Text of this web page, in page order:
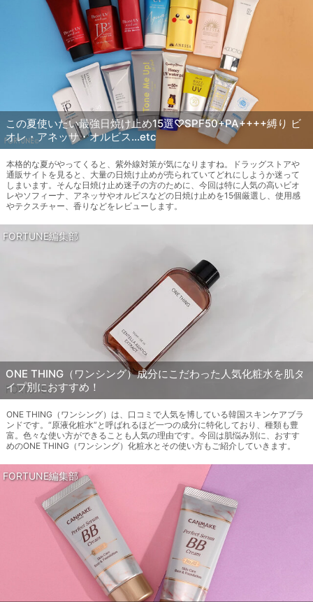
この夏使いたい最強日焼け止め15選♡SPF50+PA++++縛り ビ
オレ・アネッサ・オルビス…etc
本格的な夏がやってくると、紫外線対策が気になりますね。ドラッグストアや
通販サイトを見ると、大量の日焼け止めが売られていてどれにしようか迷って
しまいます。そんな日焼け止め迷子の方のために、今回は特に人気の高いビオ
レやソフィーナ、アネッサやオルビスなどの日焼け止めを15個厳選し、使用感
やテクスチャー、香りなどをレビューします。
FORTUNE編集部
ONE THING（ワンシング）成分にこだわった人気化粧水を肌タ
イプ別におすすめ！
ONE THING（ワンシング）は、口コミで人気を博している韓国スキンケアブラ
ンドです。“原液化粧水”と呼ばれるほど一つの成分に特化しており、種類も豊
富。色々な使い方ができることも人気の理由です。今回は肌悩み別に、おすす
めのONE THING（ワンシング）化粧水とその使い方もご紹介していきます。
FORTUNE編集部